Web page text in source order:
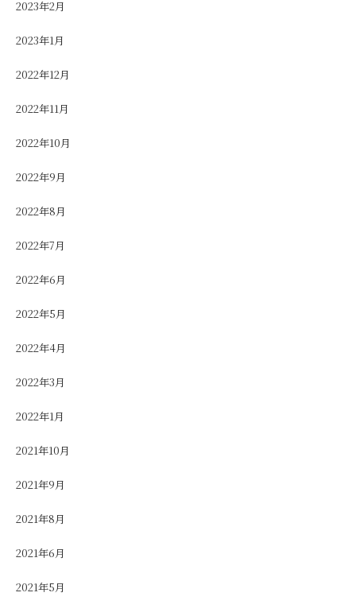
2023年2月
2023年1月
2022年12月
2022年11月
2022年10月
2022年9月
2022年8月
2022年7月
2022年6月
2022年5月
2022年4月
2022年3月
2022年1月
2021年10月
2021年9月
2021年8月
2021年6月
2021年5月